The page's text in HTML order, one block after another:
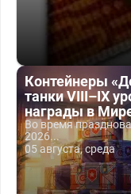
Контейнеры
танки VIII–IX
награды в
Во время
2026...
05 августа, среда